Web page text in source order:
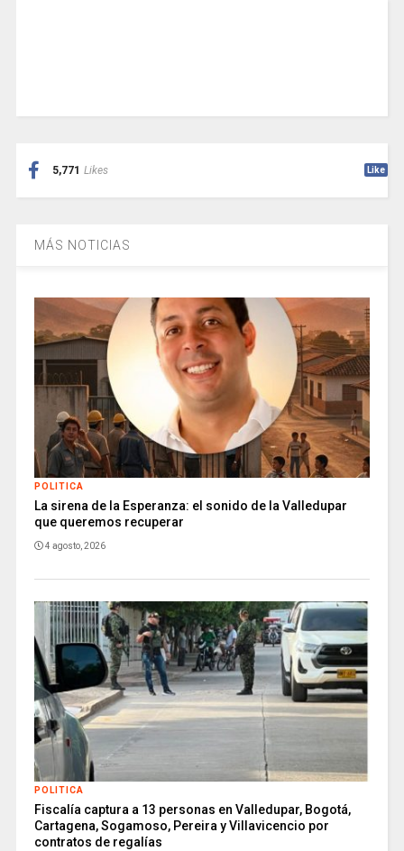
5,771 Likes Like
MÁS NOTICIAS
POLITICA
La sirena de la Esperanza: el sonido de la Valledupar
que queremos recuperar
4 agosto, 2026
POLITICA
Fiscalía captura a 13 personas en Valledupar, Bogotá,
Cartagena, Sogamoso, Pereira y Villavicencio por
contratos de regalías